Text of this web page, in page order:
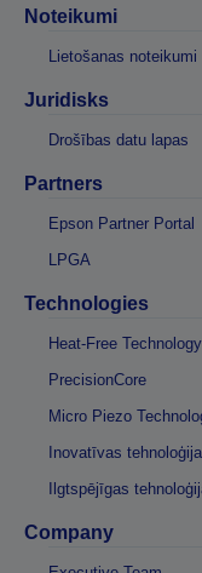
Noteikumi
Lietošanas noteikumi
Juridisks
Drošības datu lapas
Partners
Epson Partner Portal
LPGA
Technologies
Heat-Free Technology
PrecisionCore
Micro Piezo
Inovatīvas
Ilgtspējīgas
Company